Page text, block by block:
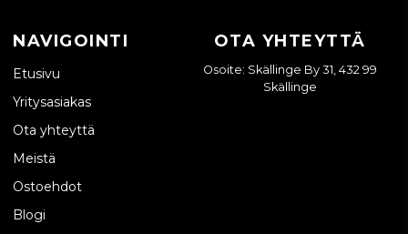
NAVIGOINTI
Etusivu
Yritysasiakas
Ota yhteyttä
Meistä
Ostoehdot
Blogi
OTA YHTEYTTÄ
Osoite: Skällinge By 31, 432 99
Skällinge